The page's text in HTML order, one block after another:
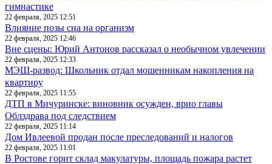
гимнастике
22 февраля, 2025 12:51
Влияние позы сна на организм
22 февраля, 2025 12:46
Вне сцены: Юрий Антонов рассказал о необычном увлечении
22 февраля, 2025 12:33
МЭШ-развод: Школьник отдал мошенникам накопления на
квартиру
22 февраля, 2025 11:55
ДТП в Мичуринске: виновник осужден, врио главы
Облздрава под следствием
22 февраля, 2025 11:14
Дом Ивлеевой продан после преследований и налогов
22 февраля, 2025 11:01
В Ростове горит склад макулатуры, площадь пожара растет